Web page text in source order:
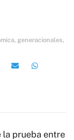
, generacionales,
la prueba entre